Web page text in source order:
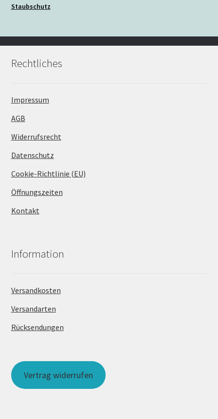
Staubschutz
Rechtliches
Impressum
AGB
Widerrufsrecht
Datenschutz
Cookie-Richtlinie (EU)
Öffnungszeiten
Kontakt
Information
Versandkosten
Versandarten
Rücksendungen
Vertrag widerrufen